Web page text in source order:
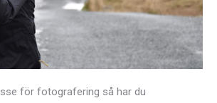
för fotografering så har du